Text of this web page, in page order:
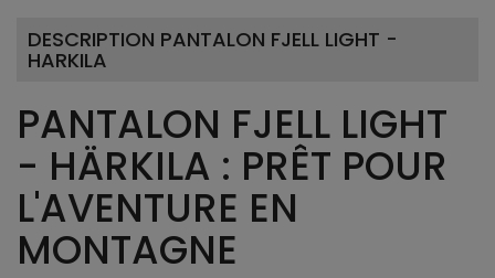
DESCRIPTION PANTALON FJELL LIGHT -
HARKILA
PANTALON FJELL LIGHT
- HÄRKILA : PRÊT POUR
L'AVENTURE EN
MONTAGNE